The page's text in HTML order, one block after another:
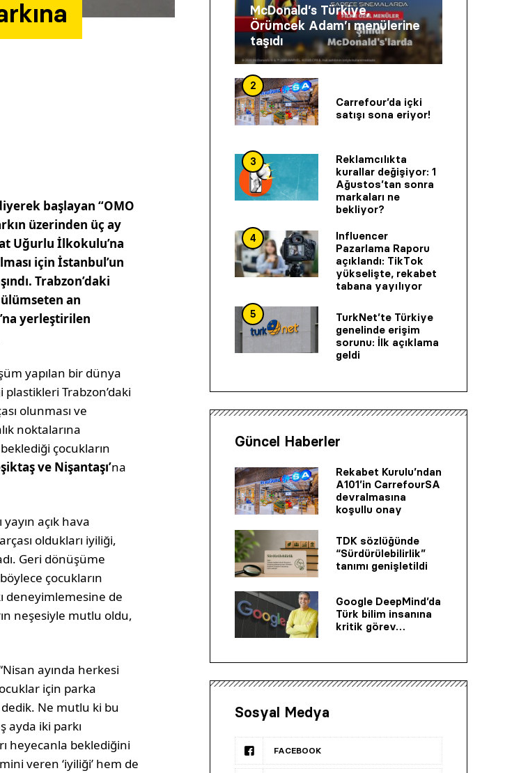
başlayan “OMO
üzerinden üç ay
Uğurlu İlkokulu’na
için İstanbul’un
Trabzon’daki
an
yerleştirilen
yapılan bir dünya
Trabzon’daki
olunması ve
noktalarına
çocukların
ve Nişantaşı’na
açık hava
oldukları iyiliği,
Geri dönüşüme
çocukların
deneyimlemesine de
neşesiyle mutlu oldu,
ayında herkesi
için parka
dedik. Ne mutlu ki bu
ayda iki parkı
heyecanla beklediğini
veren ‘iyiliği’ hem de
McDonald’s Türkiye,
Örümcek Adam’ı menülerine
taşıdı
2
Carrefour’da içki
satışı sona eriyor!
3
Reklamcılıkta
kurallar değişiyor: 1
Ağustos’tan sonra
markaları ne
bekliyor?
4
Influencer
Pazarlama Raporu
açıklandı: TikTok
yükselişte, rekabet
tabana yayılıyor
5
TurkNet’te Türkiye
genelinde erişim
sorunu: İlk açıklama
geldi
Güncel Haberler
Rekabet Kurulu’ndan
A101’in CarrefourSA
devralmasına
koşullu onay
TDK sözlüğünde
“Sürdürülebilirlik”
tanımı genişletildi
Google DeepMind’da
Türk bilim insanına
kritik görev…
Sosyal Medya
FACEBOOK